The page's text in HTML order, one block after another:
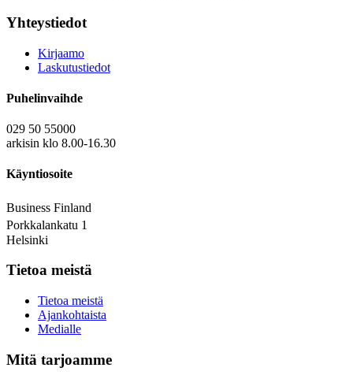
Yhteystiedot
Kirjaamo
Laskutustiedot
Puhelinvaihde
029 50 55000
arkisin klo 8.00-16.30
Käyntiosoite
Business Finland
Porkkalankatu 1
Helsinki
Tietoa meistä
Tietoa meistä
Ajankohtaista
Medialle
Mitä tarjoamme